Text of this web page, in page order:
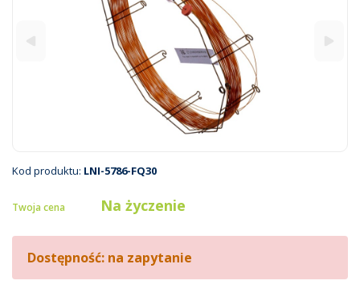
Kod produktu: LNI-5786-FQ30
Twoja cena Na życzenie
Dostępność: na zapytanie